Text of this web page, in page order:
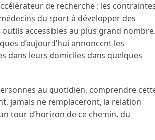
de recherche : les contraintes
du sport à développer des
accessibles au plus grand nombre.
d’aujourd’hui annoncent les
dans leurs domiciles dans quelques
au quotidien, comprendre
jamais ne remplaceront, la relation
tour d’horizon de ce chemin, du